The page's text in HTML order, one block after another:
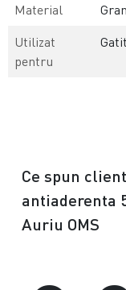
Material
Utilizat
pentru
Gatit
Ce spun
antiaderenta
Auriu OMS